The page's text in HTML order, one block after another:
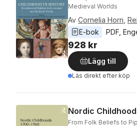
Medieval Worlds
Av Cornelia Horn
E-bok
PDF
928 kr
Lägg till
Läs direkt efter köp
Nordic
From Folk Beliefs to